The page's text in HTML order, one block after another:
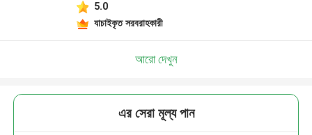
5.0
যাচাইকৃত সরবরাহকারী
আরো দেখুন
এর সেরা মূল্য পান